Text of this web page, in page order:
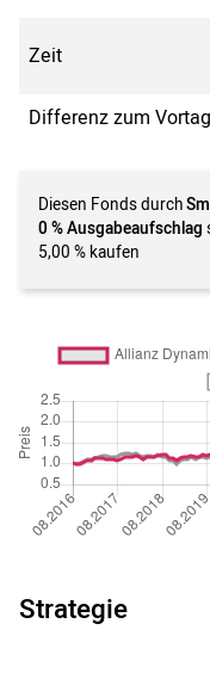
Zeit
Differenz zum Vortag
Diesen Fonds durch
0 % Ausgabeaufschlag
5,00 % kaufen
Strategie